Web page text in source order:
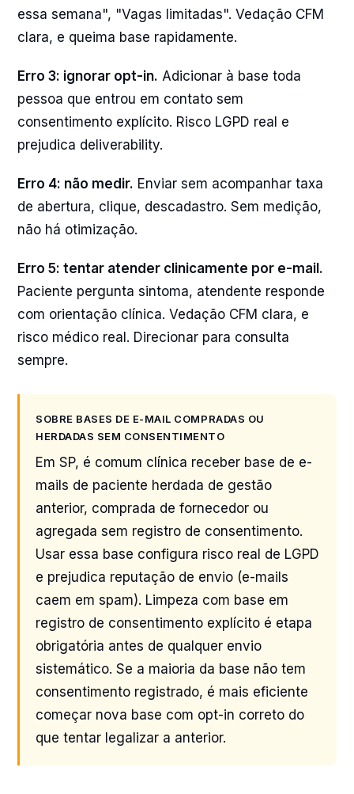
essa semana", "Vagas limitadas". Vedação CFM
clara, e queima base rapidamente.
Erro 3: ignorar opt-in. Adicionar à base toda
pessoa que entrou em contato sem
consentimento explícito. Risco LGPD real e
prejudica deliverability.
Erro 4: não medir. Enviar sem acompanhar taxa
de abertura, clique, descadastro. Sem medição,
não há otimização.
Erro 5: tentar atender clinicamente por e-mail.
Paciente pergunta sintoma, atendente responde
com orientação clínica. Vedação CFM clara, e
risco médico real. Direcionar para consulta
sempre.
SOBRE BASES DE E-MAIL COMPRADAS OU
HERDADAS SEM CONSENTIMENTO
Em SP, é comum clínica receber base de e-
mails de paciente herdada de gestão
anterior, comprada de fornecedor ou
agregada sem registro de consentimento.
Usar essa base configura risco real de LGPD
e prejudica reputação de envio (e-mails
caem em spam). Limpeza com base em
registro de consentimento explícito é etapa
obrigatória antes de qualquer envio
sistemático. Se a maioria da base não tem
consentimento registrado, é mais eficiente
começar nova base com opt-in correto do
que tentar legalizar a anterior.